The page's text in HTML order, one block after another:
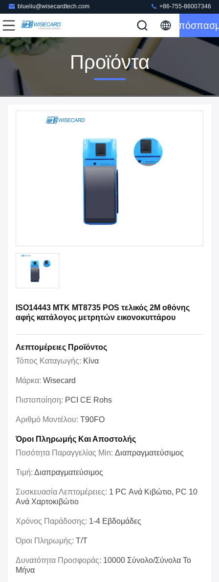
blueliu@wisecardtech.com +86-755-86007346
Προϊόντα
ISO14443 MTK MT8735 POS τελικός 2M οθόνης
αφής κατάλογος μετρητών εικονοκυττάρου
Λεπτομέρειες Προϊόντος
Τόπος Καταγωγής: Κίνα
Μάρκα: Wisecard
Πιστοποίηση: PCI CE Rohs
Αριθμό Μοντέλου: T90FO
Όροι Πληρωμής Και Αποστολής
Ποσότητα Παραγγελίας Min: Διαπραγματεύσιμος
Τιμή: Διαπραγματεύσιμος
Συσκευασία Λεπτομέρειες: 1 PC Ανά Κιβώτιο, PC 10
Ανά Χαρτοκιβώτιο
Χρόνος Παράδοσης: 1-4 Εβδομάδες
Όροι Πληρωμής: T/T
Δυνατότητα Προσφοράς: 10000 Σύνολο/σύνολα Το
Μήνα